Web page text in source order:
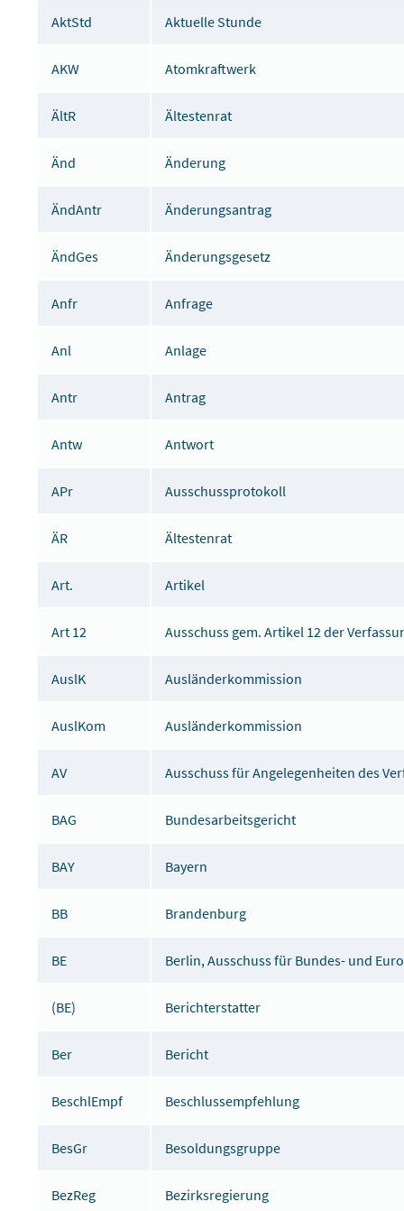
AktStd Aktuelle Stunde
AKW Atomkraftwerk
ÄltR Ältestenrat
Änd Änderung
ÄndAntr Änderungsantrag
ÄndGes Änderungsgesetz
Anfr Anfrage
Anl Anlage
Antr Antrag
Antw Antwort
APr Ausschussprotokoll
ÄR Ältestenrat
Art. Artikel
Art 12 Ausschuss gem. Artikel 12 der
AuslK Ausländerkommission
AuslKom Ausländerkommission
AV Ausschuss für Angelegenheiten des
BAG Bundesarbeitsgericht
BAY Bayern
BB Brandenburg
BE Berlin, Ausschuss für Bundes- und
(BE) Berichterstatter
Ber Bericht
BeschlEmpf Beschlussempfehlung
BesGr Besoldungsgruppe
BezReg Bezirksregierung